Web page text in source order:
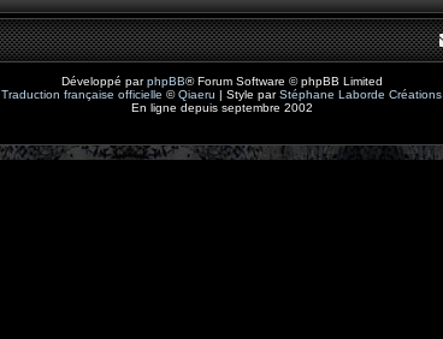
Développé parphpBB® Forum Software © phpBB Limited
Traduction française officielle ©Qiaeru | Style parStéphane Laborde Créations
En ligne depuis septembre 2002